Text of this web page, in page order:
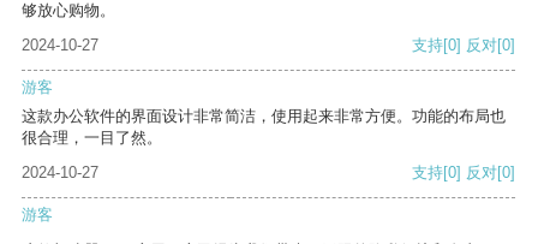
够放心购物。
2024-10-27
支持[0] 反对[0]
游客
这款办公软件的界面设计非常简洁，使用起来非常方便。功能的布局也
很合理，一目了然。
2024-10-27
支持[0] 反对[0]
游客